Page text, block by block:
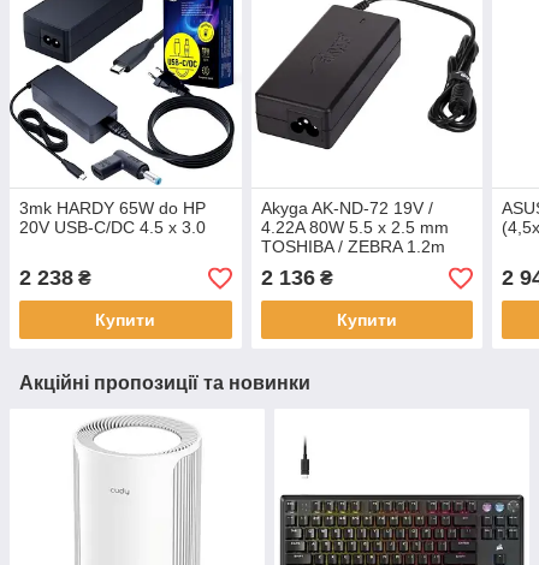
3mk HARDY 65W do HP
20V USB-C/DC 4.5 x 3.0
2 238 ₴
Купити
Akyga AK-ND-72 19V /
4.22A 80W 5.5 x 2.5 mm
TOSHIBA / ZEBRA 1.2m
2 136₴
Купити
2
Акційні пропозиції та новинки